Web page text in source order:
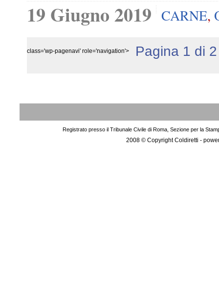
19 Giugno 2019 CARNE,
class='wp-pagenavi' role='navigation'> Pagina 1 di 2
Registrato presso il Tribunale Civile di Roma, Sezione per la
2008 © Copyright Coldiretti -